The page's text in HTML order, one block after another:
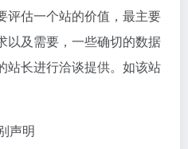
评估一个站的价值，最主要
以及需要，一些确切的数据
站长进行洽谈提供。如该站
声明